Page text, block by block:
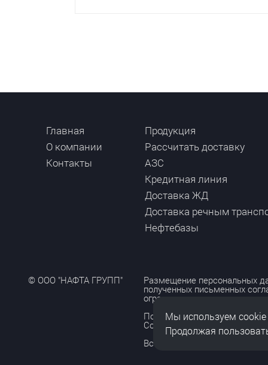
Главная
О компании
Контакты
Продукция
Рассчитать доставку
АЗС
Кредитная линия
Доставка ЖД
Доставка речным
Нефтебазы
© ООО "НАФТА ГРУПП" Размещение персональных
полученных письменных
ограничено и допускается
Политика обработки
Согласие на обработку
Все права защищены
Мы используем cookie
Продолжая